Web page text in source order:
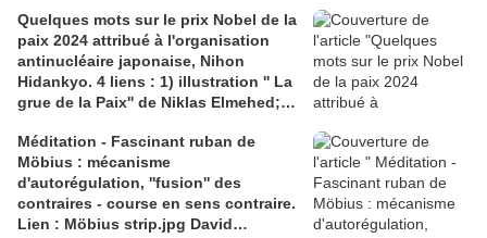
Quelques mots sur le prix Nobel de la
paix 2024 attribué à l'organisation
antinucléaire japonaise, Nihon
Hidankyo. 4 liens : 1) illustration '' La
grue de la Paix'' de Niklas Elmehed;
couleursjapon.com, l'histoire des
grues de la Paix et de Sadaco Sasaki ;
3) You Tube ''Docus sans frontières'',
des survivants racontent; 4)
wikipedia, sur le Prix Nobel de la Paix
Méditation - Fascinant ruban de
Möbius : mécanisme
d'autorégulation, ''fusion'' des
contraires - course en sens contraire.
Lien : Möbius strip.jpg David